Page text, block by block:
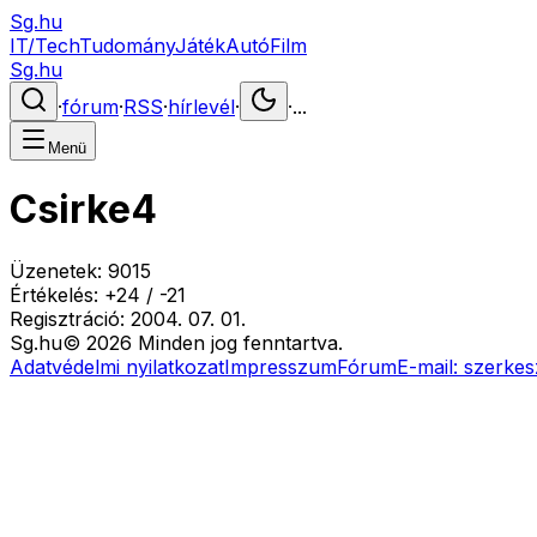
Sg.hu
IT/TechTudományJátékAutóFilm
Sg.hu
·fórum·RSS·hírlevél· ·...
Menü
Csirke4
Üzenetek: 9015
Értékelés: +24 / -21
Regisztráció: 2004. 07. 01.
Sg.hu© 2026 Minden jog fenntartva.
Adatvédelmi nyilatkozatImpresszumFórumE-mail: